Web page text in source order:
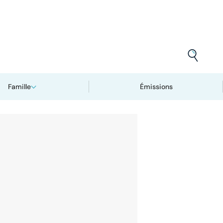
Famille Émissions